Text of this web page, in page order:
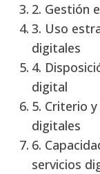
2. Gestión
3. Uso
digitales
4.
digital
5. Criterio
digitales
6.
servicios